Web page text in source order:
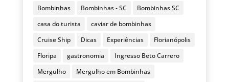
Bombinhas
Bombinhas - SC
Bombinhas SC
casa do turista
caviar de bombinhas
Cruise Ship
Dicas Experiências
Florianópolis
Floripa
gastronomia
Ingresso Beto Carrero
Mergulho
Mergulho em Bombinhas